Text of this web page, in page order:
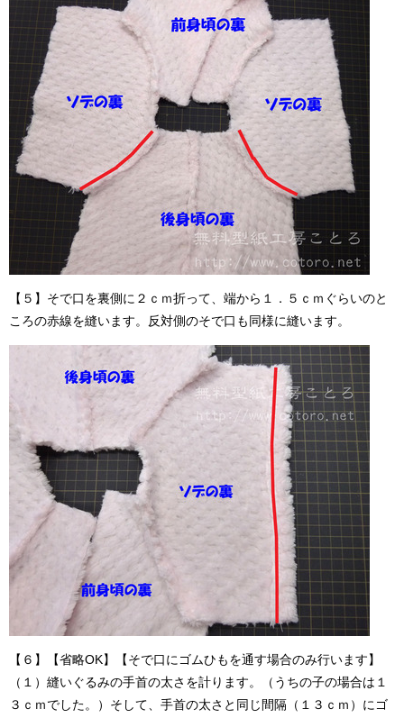
【５】そで口を裏側に２ｃｍ折って、端から１．５ｃｍぐらいのと
ころの赤線を縫います。反対側のそで口も同様に縫います。
【６】【省略OK】【そで口にゴムひもを通す場合のみ行います】
（１）縫いぐるみの手首の太さを計ります。（うちの子の場合は１
３ｃｍでした。）そして、手首の太さと同じ間隔（１３ｃｍ）にゴ